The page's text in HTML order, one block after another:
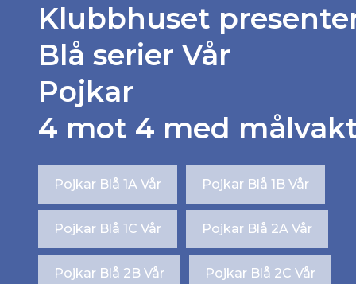
Klubbhuset
Blå serier Vår
Pojkar
4 mot 4 med
Pojkar Blå 1A Vår Pojkar Blå 1B Vår
Pojkar Blå 1C Vår Pojkar Blå 2A Vår
Pojkar Blå 2B Vår Pojkar Blå 2C Vår